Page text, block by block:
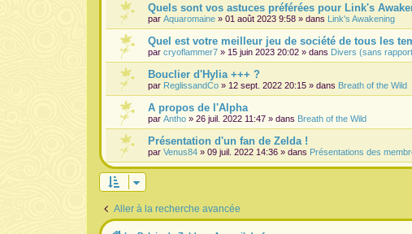
Quels sont vos astuces préférées pour Link's
par Aquaromaine » 01 août 2023 9:58 » dans Link's Awakening
Quel est votre meilleur jeu de société de tous les
par cryoflammer7 » 15 juin 2023 20:02 » dans Divers (sans
Bouclier d'Hylia +++ ?
par ReglissandCo » 12 sept. 2022 20:15 » dans Breath of the Wild
A propos de l'Alpha
par Antho » 26 juil. 2022 11:47 » dans Breath of the Wild
Présentation d'un fan de Zelda !
par Venus84 » 09 juil. 2022 14:36 » dans Présentations des
Aller à la recherche avancée